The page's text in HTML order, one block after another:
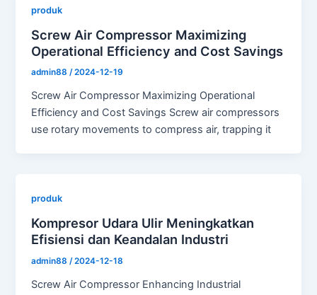
produk
Screw Air Compressor Maximizing
Operational Efficiency and Cost Savings
admin88/2024-12-19
Screw Air Compressor Maximizing Operational
Efficiency and Cost Savings Screw air compressors
use rotary movements to compress air, trapping it
produk
Kompresor Udara Ulir Meningkatkan
Efisiensi dan Keandalan Industri
admin88/2024-12-18
Screw Air Compressor Enhancing Industrial